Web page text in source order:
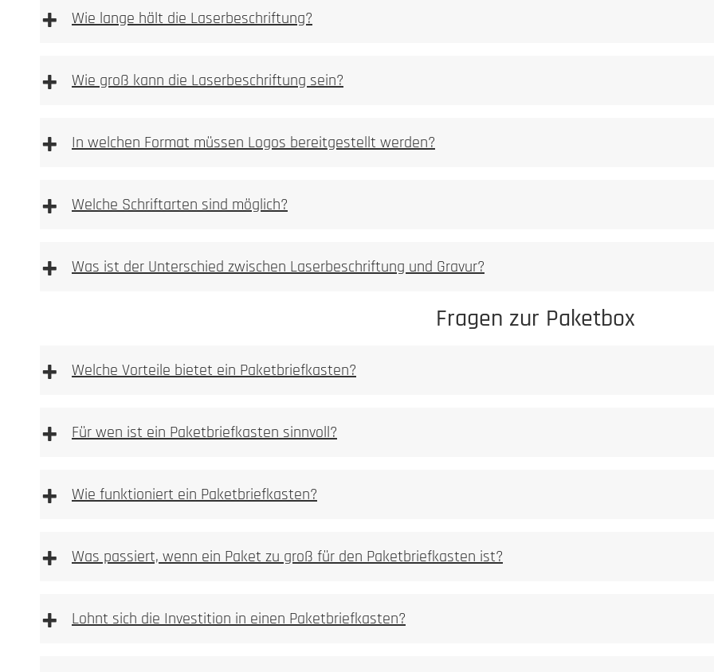
+ Wie lange hält die Laserbeschriftung?
+ Wie groß kann die Laserbeschriftung sein?
+ In welchen Format müssen Logos bereitgestellt werden?
+ Welche Schriftarten sind möglich?
+ Was ist der Unterschied zwischen Laserbeschriftung und Gravur?
ideal für Logos, Namen, Hausnummern und Piktogramme
Fragen zur Paketbox
+ Welche Vorteile bietet ein Paketbriefkasten?
+ Für wen ist ein Paketbriefkasten sinnvoll?
+ Wie funktioniert ein Paketbriefkasten?
+ Was passiert, wenn ein Paket zu groß für den Paketbriefkasten ist?
+ Lohnt sich die Investition in einen Paketbriefkasten?